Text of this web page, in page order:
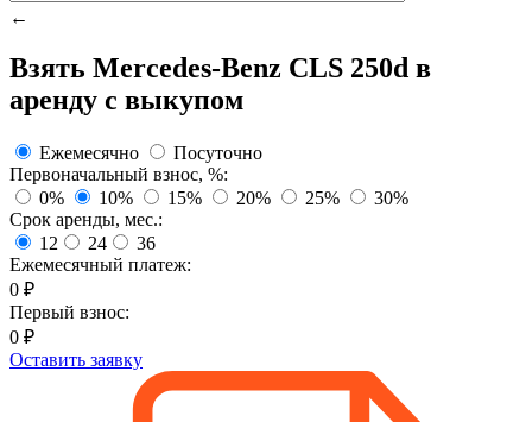
←
Взять Mercedes-Benz CLS 250d в
аренду с выкупом
Ежемесячно
Посуточно
Первоначальный взнос, %:
0%
10% 15% 20% 25%
30%
Срок аренды, мес.:
12
24
36
Ежемесячный платеж:
0 ₽
Первый взнос:
0 ₽
Оставить заявку